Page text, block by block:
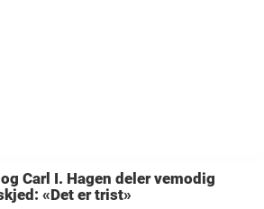
Carl I. Hagen deler vemodig
«Det er trist»